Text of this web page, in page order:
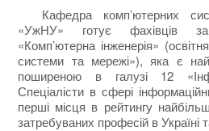
Кафедра комп’ютерних
«УжНУ» готує фахівців
«Комп’ютерна інженерія»
системи та мережі»), яка є
поширеною в галузі 12
Спеціалісти в сфері
перші місця в рейтингу
затребуваних професій в Україні